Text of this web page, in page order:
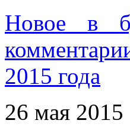
Новое в
2015 года
26 мая 2015